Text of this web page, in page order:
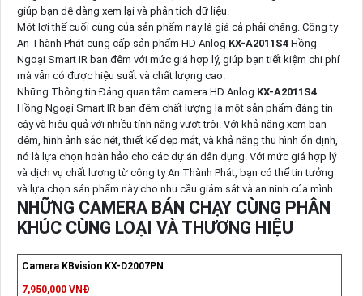
giúp bạn dễ dàng xem lại và phân tích dữ liệu.
Một lợi thế cuối cùng của sản phẩm này là giá cả phải chăng. Công ty
An Thành Phát cung cấp sản phẩm HD Anlog KX-A2011S4 Hồng
Ngoại Smart IR ban đêm với mức giá hợp lý, giúp bạn tiết kiệm chi phí
mà vẫn có được hiệu suất và chất lượng cao.
Những Thông tin Đáng quan tâm camera HD Anlog KX-A2011S4
Hồng Ngoại Smart IR ban đêm chất lượng là một sản phẩm đáng tin
cậy và hiệu quả với nhiều tính năng vượt trội. Với khả năng xem ban
đêm, hình ảnh sắc nét, thiết kế đẹp mắt, và khả năng thu hình ổn định,
nó là lựa chọn hoàn hảo cho các dự án dân dụng. Với mức giá hợp lý
và dịch vụ chất lượng từ công ty An Thành Phát, bạn có thể tin tưởng
và lựa chọn sản phẩm này cho nhu cầu giám sát và an ninh của mình.
NHỮNG CAMERA BÁN CHẠY CÙNG PHÂN
KHÚC CÙNG LOẠI VÀ THƯƠNG HIỆU
Camera KBvision KX-D2007PN
7,950,000 VNĐ